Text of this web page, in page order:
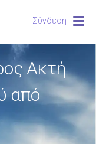
Σύνδεση
Ακτή
από